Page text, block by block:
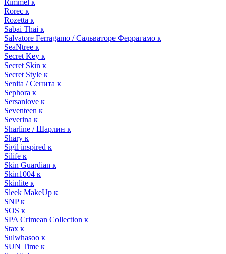
Rimmel к
Rorec к
Rozetta к
Sabai Thai к
Salvatore Ferragamo / Сальваторе Феррагамо к
SeaNtree к
Secret Key к
Secret Skin к
Secret Style к
Senita / Сенита к
Sephora к
Sersanlove к
Seventeen к
Severina к
Sharline / Шарлин к
Shary к
Sigil inspired к
Silife к
Skin Guardian к
Skin1004 к
Skinlite к
Sleek MakeUp к
SNP к
SOS к
SPA Crimean Collection к
Stax к
Sulwhasoo к
SUN Time к